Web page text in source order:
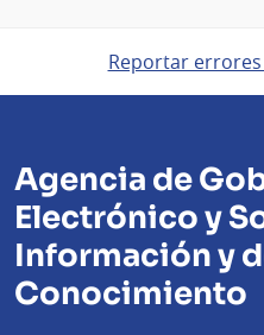
Reportar
Agencia de
Electrónico y
Información y
Conocimiento